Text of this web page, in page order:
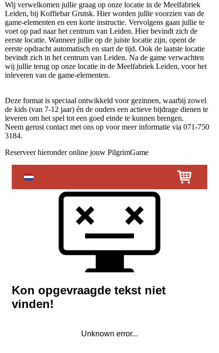
Wij verwelkomen jullie graag op onze locatie in de Meelfabriek
Leiden, bij Koffiebar Grutsk. Hier worden jullie voorzien van de
game-elementen en een korte instructie. Vervolgens gaan jullie te
voet op pad naar het centrum van Leiden. Hier bevindt zich de
eerste locatie. Wanneer jullie op de juiste locatie zijn, opent de
eerste opdracht automatisch en start de tijd. Ook de laatste locatie
bevindt zich in het centrum van Leiden. Na de game verwachten
wij jullie terug op onze locatie in de Meelfabriek Leiden, voor het
inleveren van de game-elementen.
Deze format is speciaal ontwikkeld voor gezinnen, waarbij zowel
de kids (van 7-12 jaar) én de ouders een actieve bijdrage dienen te
leveren om het spel tot een goed einde te kunnen brengen.
Neem gerust contact met ons op voor meer informatie via 071-750
3184.
Reserveer hieronder online jouw PilgrimGame